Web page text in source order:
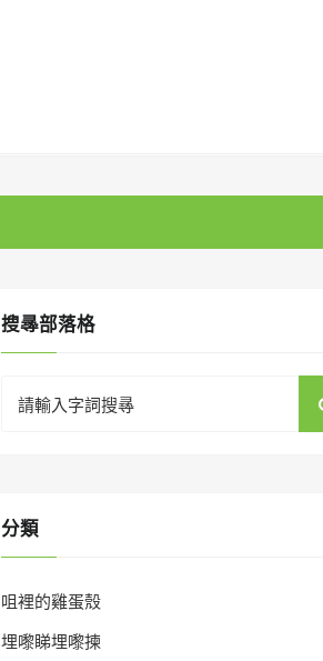
搜㝷部落格
for:
分類
咀裡的雞蛋殼
埋嚟睇埋嚟揀